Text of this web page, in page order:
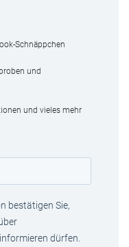
Schnäppchen
und
und vieles mehr
bestätigen Sie,
dürfen.